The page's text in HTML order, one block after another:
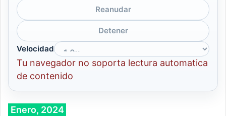
Reanudar
Detener
Velocidad
Tu navegador no soporta lectura automatica
de contenido
Enero, 2024